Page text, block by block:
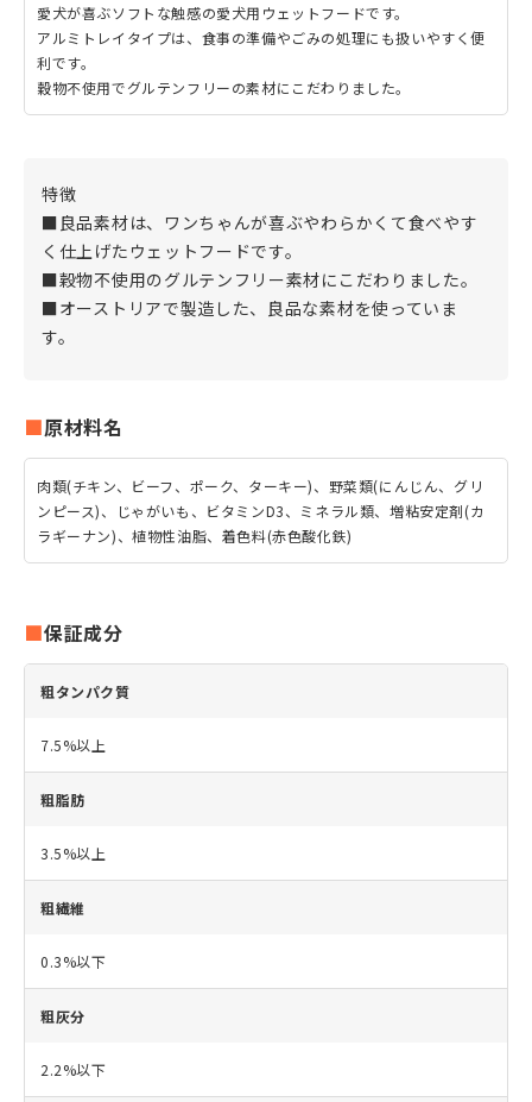
愛犬が喜ぶソフトな触感の愛犬用ウェットフードです。
アルミトレイタイプは、食事の準備やごみの処理にも扱いやすく便
利です。
穀物不使用でグルテンフリーの素材にこだわりました。
特徴
■良品素材は、ワンちゃんが喜ぶやわらかくて食べやす
く仕上げたウェットフードです。
■穀物不使用のグルテンフリー素材にこだわりました。
■オーストリアで製造した、良品な素材を使っていま
す。
原材料名
肉類(チキン、ビーフ、ポーク、ターキー)、野菜類(にんじん、グリ
ンピース)、じゃがいも、ビタミンD3、ミネラル類、増粘安定剤(カ
ラギーナン)、植物性油脂、着色料(赤色酸化鉄)
保証成分
粗タンパク質
7.5%以上
粗脂肪
3.5%以上
粗繊維
0.3%以下
粗灰分
2.2%以下